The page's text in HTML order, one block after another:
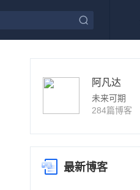
阿凡达
未来可期
284篇博客
最新博客